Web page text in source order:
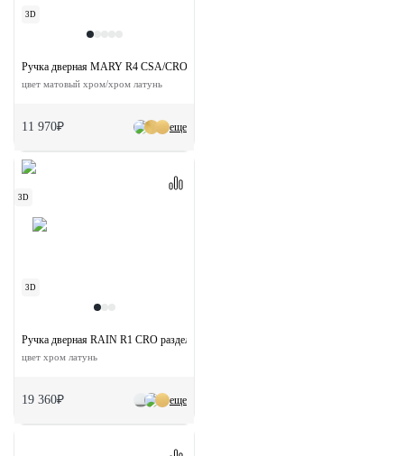
3D
еще
Ручка дверная MARY R4 CSA/CRO раздельная на круглой розетке
цвет матовый хром/хром латунь
11 970₽
3D
3D
еще
Ручка дверная RAIN R1 CRO раздельная на круглой розетке
цвет хром латунь
19 360₽